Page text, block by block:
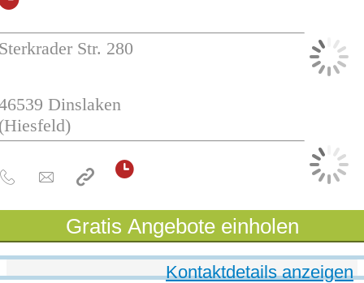
Str. 280
Dinslaken
Gratis Angebote einholen
Kontaktdetails anzeigen